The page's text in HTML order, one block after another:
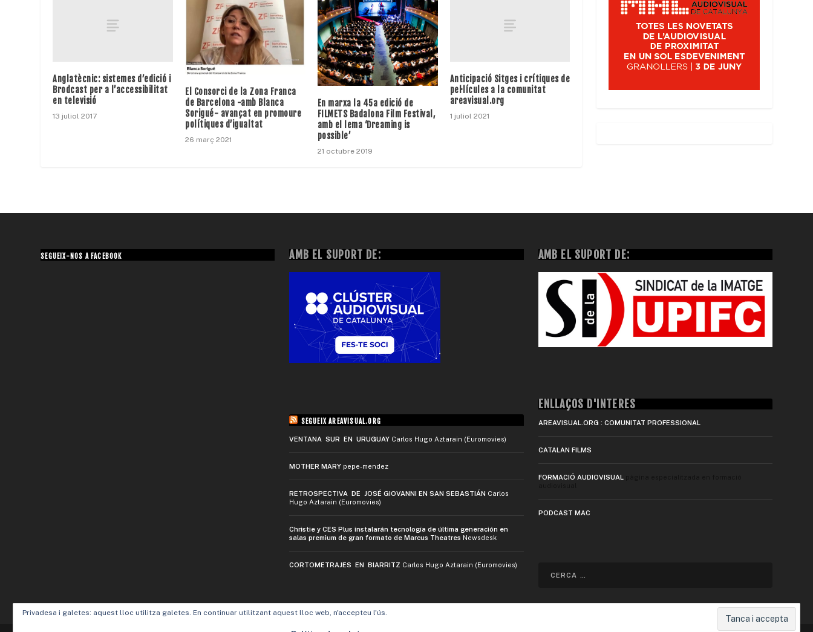
Anglatècnic: sistemes d’edició i
Brodcast per a l’accessibilitat
en televisió
13 juliol 2017
El Consorci de la Zona Franca
de Barcelona -amb Blanca
Sorigué- avançat en promoure
polítiques d’igualtat
26 març 2021
En marxa la 45a edició de
FILMETS Badalona Film Festival,
amb el lema ‘Dreaming is
possible’
21 octubre 2019
Anticipació Sitges i crítiques de
pel·lícules a la comunitat
areavisual.org
1 juliol 2021
SEGUEIX-NOS A FACEBOOK AMB EL SUPORT DE:
SEGUEIX AREAVISUAL.ORG
VENTANA SUR EN URUGUAY Carlos Hugo Aztarain (Euromovies)
MOTHER MARY pepe-mendez
RETROSPECTIVA DE JOSÉ GIOVANNI EN SAN SEBASTIÁN Carlos
Hugo Aztarain (Euromovies)
Christie y CES Plus instalarán tecnología de última generación en
salas premium de gran formato de Marcus Theatres Newsdesk
CORTOMETRAJES EN BIARRITZ Carlos Hugo Aztarain (Euromovies)
AMB EL SUPORT DE:
ENLLAÇOS D'INTERÈS
AREAVISUAL.ORG : COMUNITAT PROFESSIONAL
CATALAN FILMS
FORMACIÓ AUDIOVISUALpàgina especialitzada en formació
PODCAST MAC
Privadesa i galetes: aquest lloc utilitza galetes. En continuar utilitzant aquest lloc web, n'accepteu l'ús.